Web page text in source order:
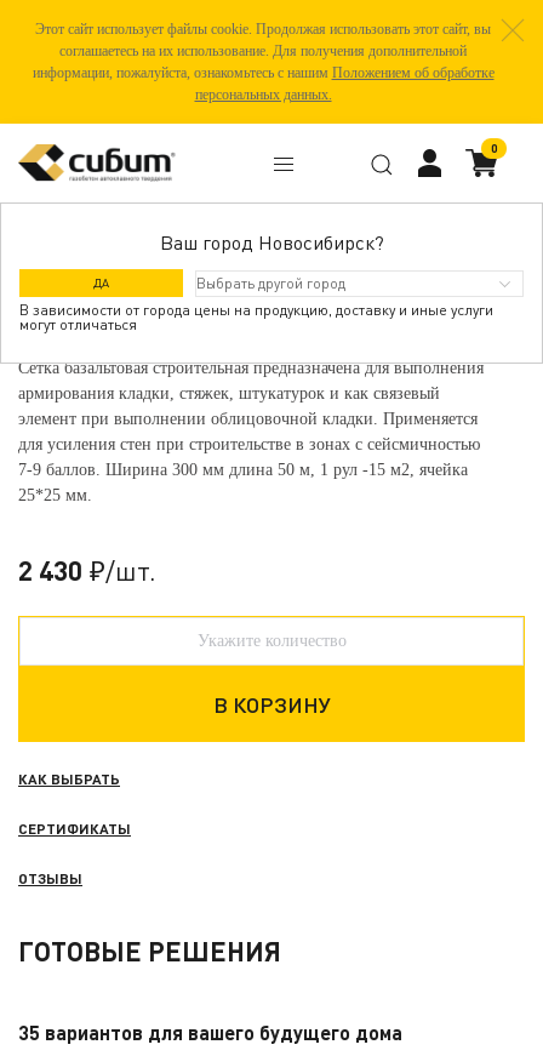
Этот сайт использует файлы cookie. Продолжая использовать этот сайт, вы
соглашаетесь на их использование. Для получения дополнительной
информации, пожалуйста, ознакомьтесь с нашим Положением об обработке
персональных данных.
Ваш город Новосибирск?
ДА
В зависимости от города цены на продукцию, доставку и иные услуги
могут отличаться
0
СЕТКА БАЗАЛЬТОВАЯ 300 ММ, РУЛ. 50
ПОГ. М
Сетка базальтовая строительная предназначена для выполнения
армирования кладки, стяжек, штукатурок и как связевый
элемент при выполнении облицовочной кладки. Применяется
для усиления стен при строительстве в зонах с сейсмичностью
7-9 баллов. Ширина 300 мм длина 50 м, 1 рул -15 м2, ячейка
25*25 мм.
2 430 ₽/шт.
КАК ВЫБРАТЬ
СЕРТИФИКАТЫ
ОТЗЫВЫ
ГОТОВЫЕ РЕШЕНИЯ
35 вариантов для вашего будущего дома